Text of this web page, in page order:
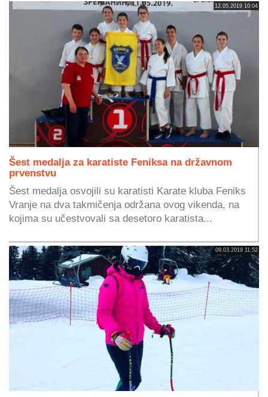
12.05.2019 10:04
Šest medalja za karatiste Feniksa na državnom
prvenstvu
Šest medalja osvojili su karatisti Karate kluba Feniks
Vranje na dva takmičenja održana ovog vikenda, na
kojima su učestvovali sa desetoro karatista...
09.03.2019 11:52